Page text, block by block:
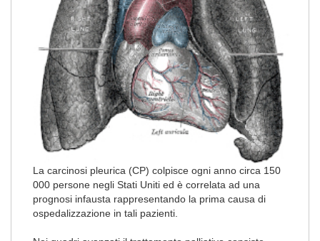
La carcinosi pleurica (CP) colpisce ogni anno circa 150
000 persone negli Stati Uniti ed è correlata ad una
prognosi infausta rappresentando la prima causa di
ospedalizzazione in tali pazienti.